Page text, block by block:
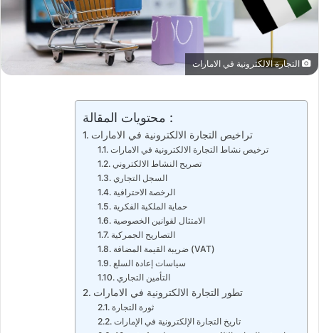
التجارة الالكترونية في الامارات
محتويات المقالة :
تراخيص التجارة الالكترونية في الامارات
ترخيص نشاط التجارة الالكترونية في الامارات
تصريح النشاط الالكتروني
السجل التجاري
الرخصة الاحترافية
حماية الملكية الفكرية
الامتثال لقوانين الخصوصية
التصاريح الجمركية
ضريبة القيمة المضافة (VAT)
سياسات إعادة السلع
التأمين التجاري
تطور التجارة الالكترونية في الامارات
ثورة التجارة
تاريخ التجارة الإلكترونية في الإمارات